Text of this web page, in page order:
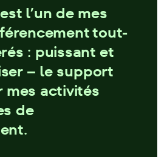
l’un de mes
tout-
: puissant et
– le support
mes activités
de